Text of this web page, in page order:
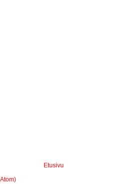
Etusivu